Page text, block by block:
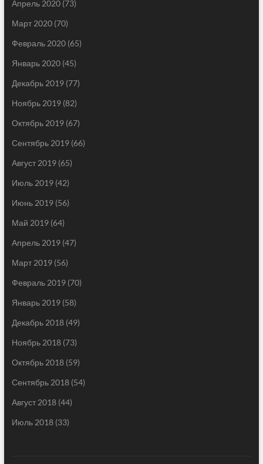
Апрель 2020(73)
Март 2020(70)
Февраль 2020(65)
Январь 2020(45)
Декабрь 2019(77)
Ноябрь 2019(82)
Октябрь 2019(67)
Сентябрь 2019(66)
Август 2019(65)
Июль 2019(42)
Июнь 2019(56)
Май 2019(64)
Апрель 2019(47)
Март 2019(56)
Февраль 2019(70)
Январь 2019(58)
Декабрь 2018(49)
Ноябрь 2018(73)
Октябрь 2018(59)
Сентябрь 2018(54)
Август 2018(44)
Июль 2018(33)